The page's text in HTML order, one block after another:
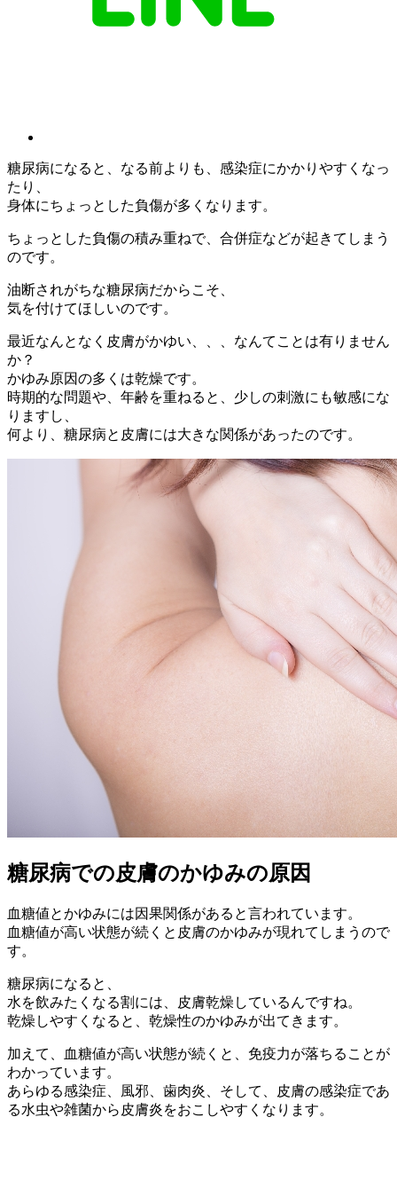
糖尿病になると、なる前よりも、感染症にかかりやすくなっ
たり、
身体にちょっとした負傷が多くなります。
ちょっとした負傷の積み重ねで、合併症などが起きてしまう
のです。
油断されがちな糖尿病だからこそ、
気を付けてほしいのです。
最近なんとなく皮膚がかゆい、、、なんてことは有りません
か？
かゆみ原因の多くは乾燥です。
時期的な問題や、年齢を重ねると、少しの刺激にも敏感にな
りますし、
何より、糖尿病と皮膚には大きな関係があったのです。
糖尿病での皮膚のかゆみの原因
血糖値とかゆみには因果関係があると言われています。
血糖値が高い状態が続くと皮膚のかゆみが現れてしまうので
す。
糖尿病になると、
水を飲みたくなる割には、皮膚乾燥しているんですね。
乾燥しやすくなると、乾燥性のかゆみが出てきます。
加えて、血糖値が高い状態が続くと、免疫力が落ちることが
わかっています。
あらゆる感染症、風邪、歯肉炎、そして、皮膚の感染症であ
る水虫や雑菌から皮膚炎をおこしやすくなります。